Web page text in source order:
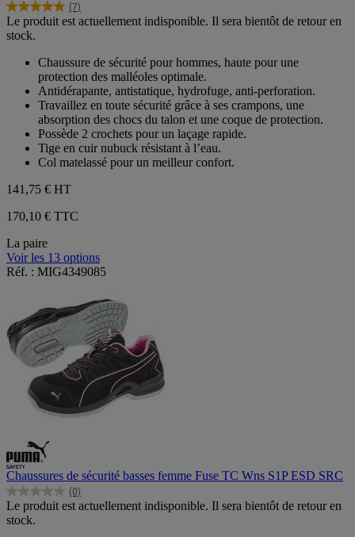
(7)
4.9
sur
5
étoiles.
Le produit est actuellement indisponible. Il sera bientôt de retour en
stock.
Chaussure de sécurité pour hommes, haute pour une
protection des malléoles optimale.
Antidérapante, antistatique, hydrofuge, anti-perforation.
Travaillez en toute sécurité grâce à ses crampons, une
absorption des chocs du talon et une coque de protection.
Possède 2 crochets pour un laçage rapide.
Tige en cuir nubuck résistant à l’eau.
Col matelassé pour un meilleur confort.
141,75 € HT
170,10 € TTC
La paire
Voir les 13 options
Réf. : MIG4349085
Chaussures de sécurité basses femme Fuse TC Wns S1P ESD SRC
(0)
0.0
sur
5
Le produit est actuellement indisponible. Il sera bientôt de retour en
stock.